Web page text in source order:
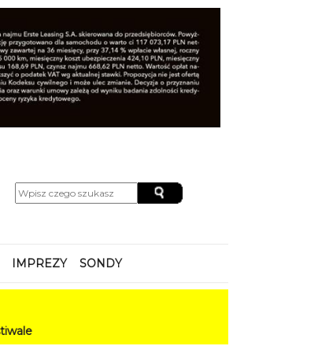
IMPREZY SONDY